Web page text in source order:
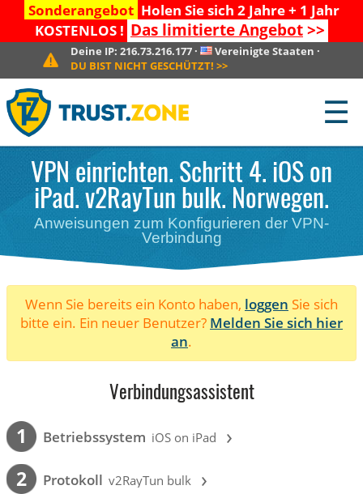
Sonderangebot Holen Sie sich 2 Jahre + 1 Jahr
KOSTENLOS ! Das limitierte Angebot>>
Deine IP: 216.73.216.177· Vereinigte Staaten ·
DU BIST NICHT GESCHÜTZT! >>
☰
VPN einrichten. Schritt 4. iOS on
iPad. v2RayTun bulk. Norwegen.
Anweisungen zum Konfigurieren der VPN-
Verbindung
Wenn Sie bereits ein Konto haben, loggen Sie sich
bitte ein. Ein neuer Benutzer? Melden Sie sich hier
an.
Verbindungsassistent
1 Betriebssystem iOS on iPad ›
2 Protokoll v2RayTun bulk ›